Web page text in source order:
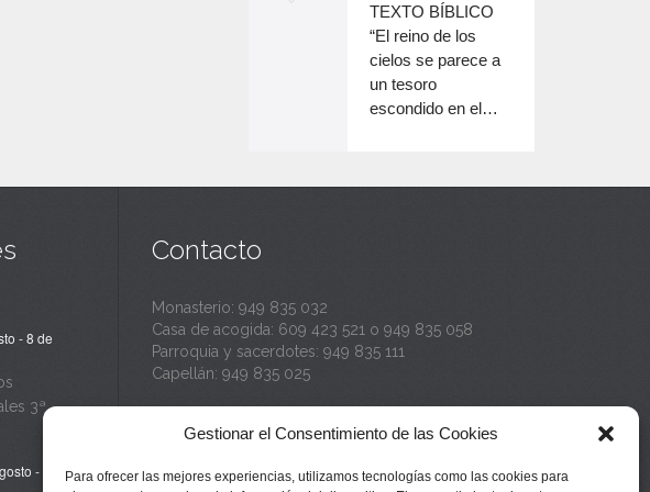
Gestionar el Consentimiento de las Cookies
Para ofrecer las mejores experiencias, utilizamos tecnologías como las cookies para
o
disminuir
el
TEXTO BÍBLICO
“El reino de los
cielos se parece a
un tesoro
escondido en el…
-8 de
3ª
-
14 de
Contacto
Monasterio: 949 835 032
Casa de acogida: 609 423 521 o 949 835 058
Parroquia y sacerdotes: 949 835 111
Capellán: 949 835 025
Monasterio:monasterio@buenafuente.org
Casa de acogida:acogida@buenafuente.org